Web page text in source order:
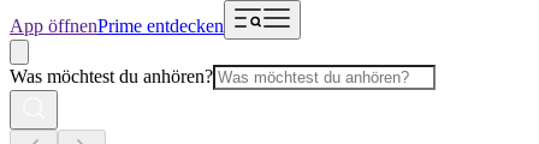
App öffnenPrime entdecken
Was möchtest du anhören?